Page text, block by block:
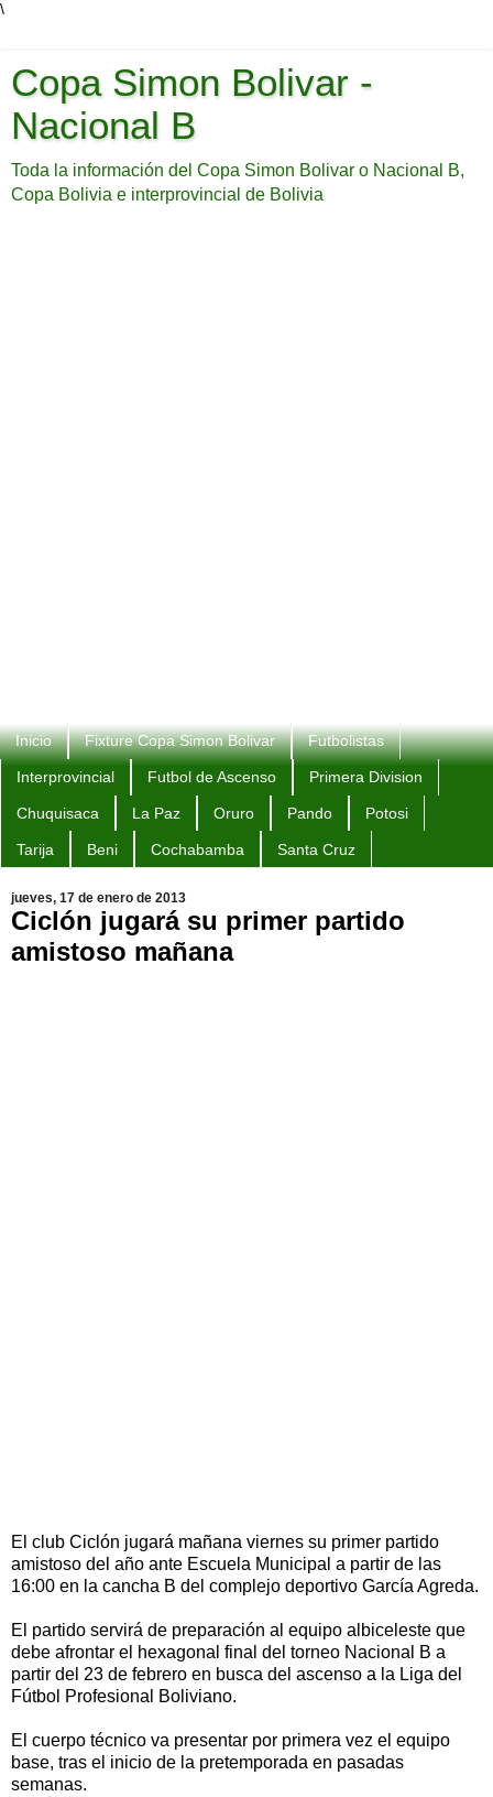
\
Copa Simon Bolivar -
Nacional B
Toda la información del Copa Simon Bolivar o Nacional B,
Copa Bolivia e interprovincial de Bolivia
Inicio Fixture Copa Simon Bolivar Futbolistas
Interprovincial Futbol de Ascenso Primera Division
Chuquisaca La Paz Oruro Pando Potosi
Tarija Beni Cochabamba Santa Cruz
jueves, 17 de enero de 2013
Ciclón jugará su primer partido
amistoso mañana
El club Ciclón jugará mañana viernes su primer partido
amistoso del año ante Escuela Municipal a partir de las
16:00 en la cancha B del complejo deportivo García Agreda.
El partido servirá de preparación al equipo albiceleste que
debe afrontar el hexagonal final del torneo Nacional B a
partir del 23 de febrero en busca del ascenso a la Liga del
Fútbol Profesional Boliviano.
El cuerpo técnico va presentar por primera vez el equipo
base, tras el inicio de la pretemporada en pasadas
semanas.